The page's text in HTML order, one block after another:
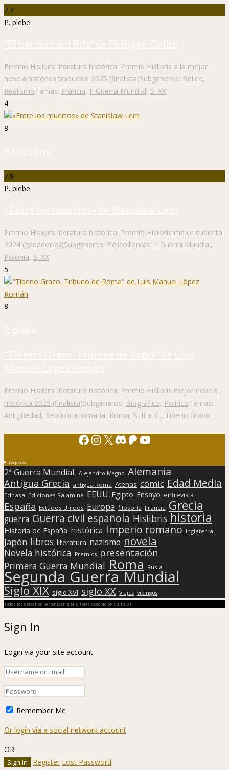
7.4
P. plebe
"El barman del Ritz" de Philippe Collin
Premio Hislibris literatura histórica: Premio Hislibris a la mejor
novela histórica traducida 2025 (finalista)Subgéneros: Bélico,
RealismoTemas: Francia, II Guerra Mundial, S. XX
4
8
P. Hislibris
7.9
P. plebe
«Entre los muertos» de Stanisław Lem
Premio Hislibris literatura histórica: Premio Hislibris mejor cubierta
2024 (ganador/a))Subgéneros: BélicoTemas: II Guerra Mundial,
Polonia, S. XX
5
8
P. plebe
"Tiberio Graco. Tribuno de Roma" de Luis
Manuel López Román
Premio Hislibris literatura histórica: Premio Hislibris mejor novela
histórica 2025 (finalista)Subgéneros: Biográfico, PolíticoTemas:
Antigüedad, República romana, Roma, S. II a. C., Tiberio Graco
Facebook
Instagram
X Discord
Patreon
YouTube
Sorpresa
2ª Guerra Mundial. Alejandro Magno Alemania
Antigua Grecia antigua Roma Atenas cómic Edad Media
Edhasa Ediciones Salamina EEUU Egipto Ensayo entrevista
España Estados Unidos Europa filosofía Francia Grecia
guerra Guerra civil española Hislibris historia
Historia de España histórica Imperio romano Inglaterra
Japón libros literatura nazismo novela
Novela histórica Premios presentación
Primera Guerra Mundial Roma Rusia
Segunda Guerra Mundial
Siglo XIX siglo XVI siglo XX Viajes vikingos
Todos los derechos pertenecen a Hislibris Asociación cultural
Sign In
Login via your site account
Remember Me
Or login via a social network account
OR
Register Lost Password